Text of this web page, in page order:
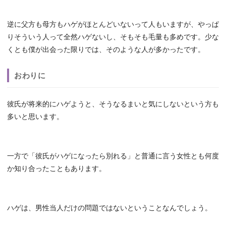
逆に父方も母方もハゲがほとんどいないって人もいますが、やっぱ
りそういう人って全然ハゲないし、そもそも毛量も多めです。少な
くとも僕が出会った限りでは、そのような人が多かったです。
おわりに
彼氏が将来的にハゲようと、そうなるまいと気にしないという方も
多いと思います。
一方で「彼氏がハゲになったら別れる」と普通に言う女性とも何度
か知り合ったこともあります。
ハゲは、男性当人だけの問題ではないということなんでしょう。